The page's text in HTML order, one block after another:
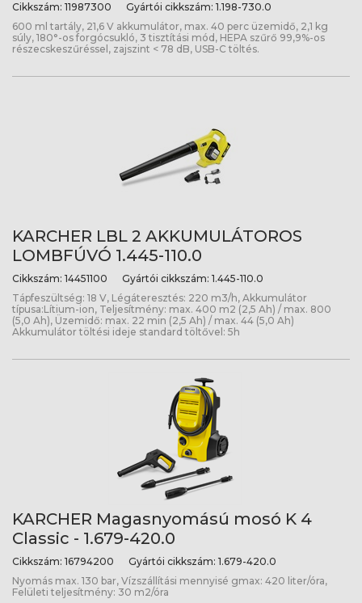
Cikkszám: 11987300 Gyártói cikkszám: 1.198-730.0
600 ml tartály, 21,6 V akkumulátor, max. 40 perc üzemidő, 2,1 kg
súly, 180°-os forgócsukló, 3 tisztítási mód, HEPA szűrő 99,9%-os
részecskeszűréssel, zajszint < 78 dB, USB-C töltés.
KARCHER LBL 2 AKKUMULÁTOROS
LOMBFÚVÓ 1.445-110.0
Cikkszám: 14451100 Gyártói cikkszám: 1.445-110.0
Tápfeszültség: 18 V, Légáteresztés: 220 m3/h, Akkumulátor
típusa:Lítium-ion, Teljesítmény: max. 400 m2 (2,5 Ah) / max. 800
(5,0 Ah), Üzemidő: max. 22 min (2,5 Ah) / max. 44 (5,0 Ah)
Akkumulátor töltési ideje standard töltővel: 5h
KARCHER Magasnyomású mosó K 4
Classic - 1.679-420.0
Cikkszám: 16794200 Gyártói cikkszám: 1.679-420.0
Nyomás max. 130 bar, Vízszállítási mennyisé gmax: 420 liter/óra,
Felületi teljesítmény: 30 m2/óra